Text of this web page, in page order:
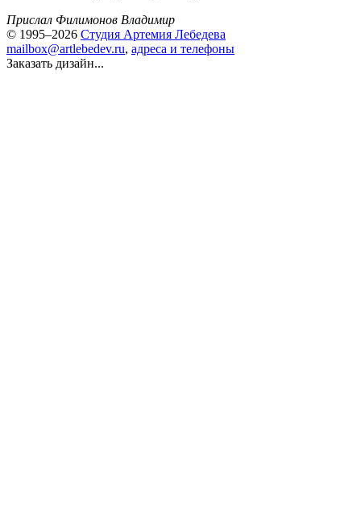
Прислал Филимонов Владимир
© 1995–2026 Студия Артемия Лебедева
mailbox@artlebedev.ru, адреса и телефоны
Заказать дизайн...